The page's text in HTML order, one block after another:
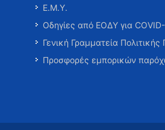
Ε.Μ.Υ.
Οδηγίες από ΕΟΔΥ για
Γενική Γραμματεία
Προσφορές εμπορικών